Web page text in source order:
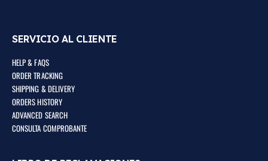
SERVICIO AL CLIENTE
HELP & FAQS
ORDER TRACKING
SHIPPING & DELIVERY
ORDERS HISTORY
ADVANCED SEARCH
CONSULTA COMPROBANTE